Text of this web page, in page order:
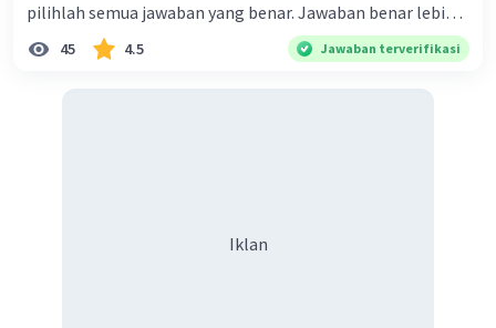
pilihlah semua jawaban yang benar. Jawaban benar lebih
dari satu. Banyak karung beras kemasan 25 kg adalah 50
buah. Banyak karung beras kemasan 50 kg adalah 150
harus dibayar oleh Bu Vina? A. Rp2.540.000 C. Rp2.312.000 B.
45 4.5 Jawaban terverifikasi
Iklan